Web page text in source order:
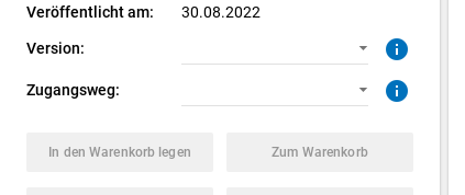
Veröffentlicht am:
30.08.2022
Version: info
Zugangsweg: info
In den Warenkorb legen Zum Warenkorb